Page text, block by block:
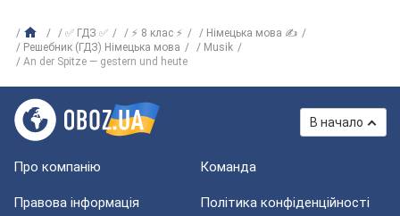
✅ ГДЗ ✅ ⚡ 8 клас ⚡
Німецька мова ✍
Решебник (ГДЗ) Німецька мова
Musik
An der Spitze — gestern und heute
В начало
Про компанію Команда
Правова інформація Політика конфіденційності